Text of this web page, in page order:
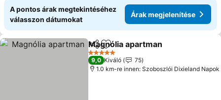
A pontos árak megtekintéséhez
válasszon dátumokat
Árak megjelenítése
Megosztás
Hozzáadás a kedvencekhez
Magnólia apartman
5 Kategória
9,0 Kiváló
75
1.0 km-re innen: Szoboszlói Dixieland Napok